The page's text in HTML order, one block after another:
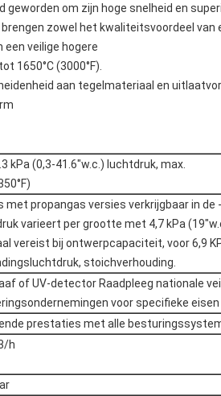
geworden om zijn hoge snelheid en
brengen zowel het kwaliteitsvoordeel
veilige hogere
1650°C (3000°F).
aan tegelmateriaal en
kPa (0,3-41.6"w.c.) luchtdruk, max.
met propangas versies verkrijgbaar in de
varieert per grootte met 4,7 kPa
vereist bij ontwerpcapaciteit, voor 6,9
stoichverhouding.
of UV-detector Raadpleeg nationale
voor specifieke
prestaties met alle
h